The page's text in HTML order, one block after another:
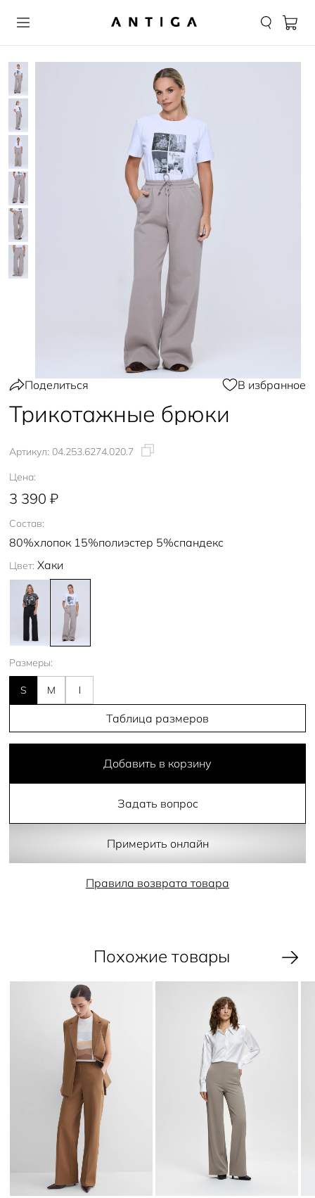
Поделиться В избранное
Трикотажные брюки
Артикул: 04.253.6274.020.7
Цена:
3 390 ₽
Состав:
80%хлопок 15%полиэстер 5%спандекс
Цвет: Хаки
Размеры:
S M l
Таблица размеров
Добавить в корзину
Задать вопрос
Примерить онлайн
Правила возврата товара
Похожие товары